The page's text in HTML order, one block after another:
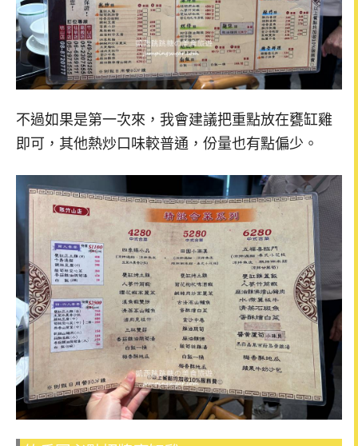
不過如果是第一次來，我會建議把重點放在甕缸雞
即可，其他熱炒口味較普通，份量也有點偏少。